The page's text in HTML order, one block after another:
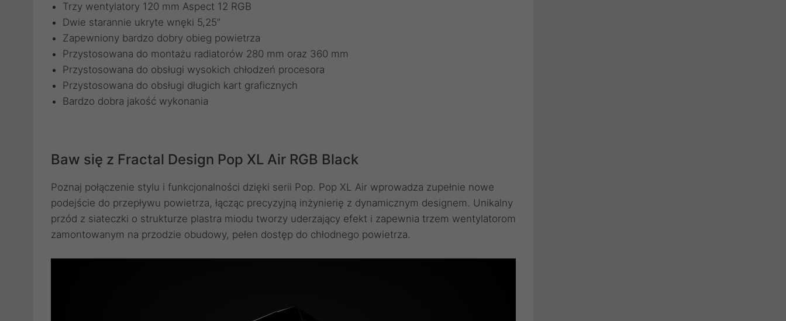
Trzy wentylatory 120 mm Aspect 12 RGB
Dwie starannie ukryte wnęki 5,25”
Zapewniony bardzo dobry obieg powietrza
Przystosowana do montażu radiatorów 280 mm oraz 360 mm
Przystosowana do obsługi wysokich chłodzeń procesora
Przystosowana do obsługi długich kart graficznych
Bardzo dobra jakość wykonania
Baw się z Fractal Design Pop XL Air RGB Black
Poznaj połączenie stylu i funkcjonalności dzięki serii Pop. Pop XL Air wprowadza zupełnie nowe
podejście do przepływu powietrza, łącząc precyzyjną inżynierię z dynamicznym designem. Unikalny
przód z siateczki o strukturze plastra miodu tworzy uderzający efekt i zapewnia trzem wentylatorom
zamontowanym na przodzie obudowy, pełen dostęp do chłodnego powietrza.